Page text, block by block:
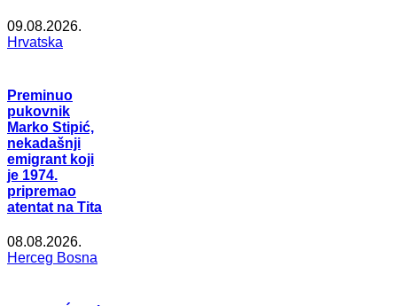
09.08.2026.
Hrvatska
Preminuo
pukovnik
Marko Stipić,
nekadašnji
emigrant koji
je 1974.
pripremao
atentat na Tita
08.08.2026.
Herceg Bosna